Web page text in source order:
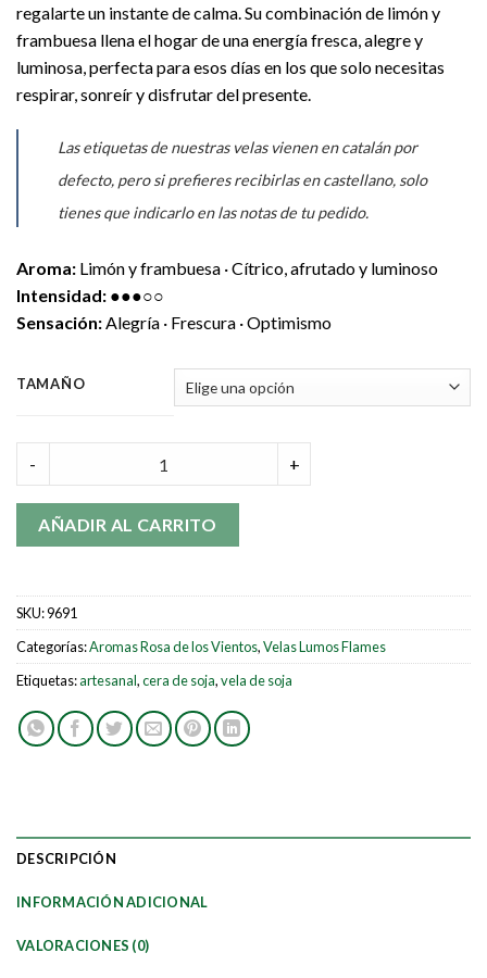
regalarte un instante de calma. Su combinación de limón y
frambuesa llena el hogar de una energía fresca, alegre y
luminosa, perfecta para esos días en los que solo necesitas
respirar, sonreír y disfrutar del presente.
Las etiquetas de nuestras velas vienen en catalán por
defecto, pero si prefieres recibirlas en castellano, solo
tienes que indicarlo en las notas de tu pedido.
Aroma: Limón y frambuesa · Cítrico, afrutado y luminoso
Intensidad: ●●●○○
Sensación:Alegría · Frescura · Optimismo
TAMAÑO
- +
AÑADIR AL CARRITO
SKU:9691
Categorías:Aromas Rosa de los Vientos,Velas Lumos Flames
Etiquetas:artesanal,cera de soja,vela de soja
DESCRIPCIÓN
INFORMACIÓN ADICIONAL
VALORACIONES (0)